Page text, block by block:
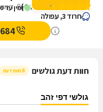
זמין עד 19:30 (
4.8
)
8
חרוד 3, עפולה
חוות דעת גולשים 8 חוות דעת
גולשי דפי זהב